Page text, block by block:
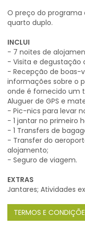
O preço do programa
quarto duplo.
INCLUI
- 7 noites de
- Visita e degustação
- Recepção de boas-
informações sobre o
onde é fornecido um
Aluguer de GPS e
- Pic-nics para levar
- 1 jantar no primeiro
- 1 Transfers de
- Transfer do
alojamento;
- Seguro de viagem.
EXTRAS
Jantares; Atividades
TERMOS E